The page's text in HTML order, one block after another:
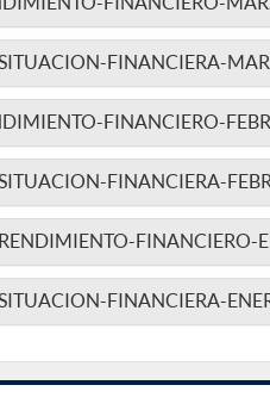
FINANCIERA-
FINANCIERO-
FINANCIERA-
FINANCIERO-
FINANCIERA-